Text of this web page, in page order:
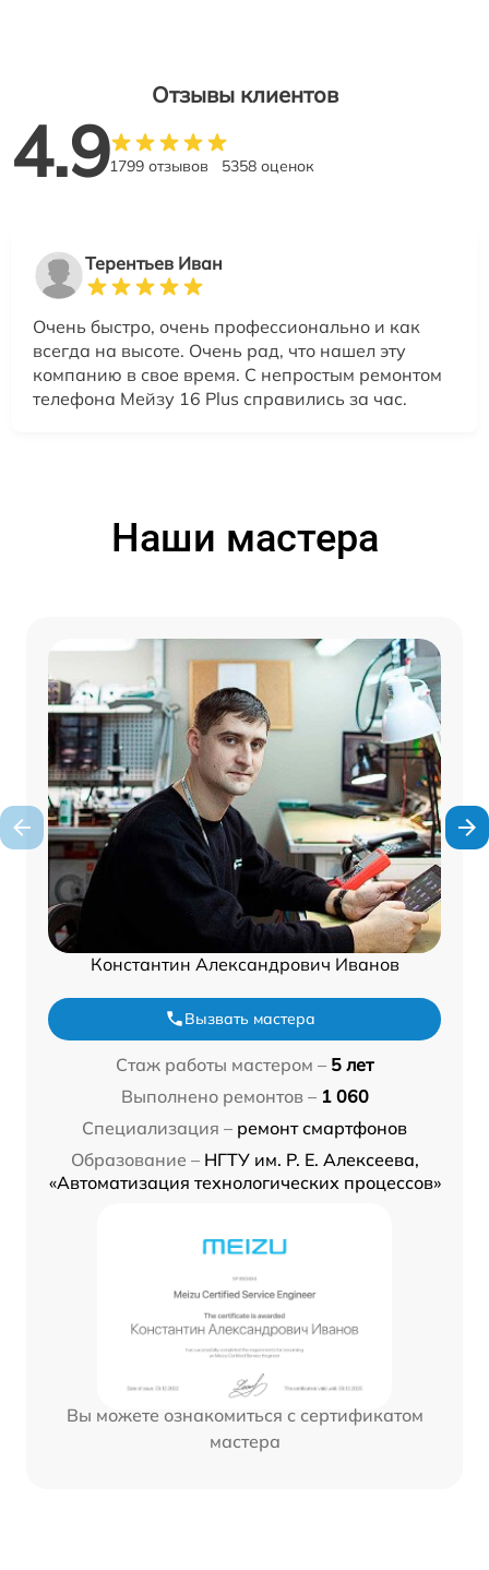
Отзывы клиентов
4.91799 отзывов 5358 оценок
Терентьев Иван
Очень быстро, очень профессионально и как
всегда на высоте. Очень рад, что нашел эту
компанию в свое время. С непростым ремонтом
телефона Мейзу 16 Plus справились за час.
Наши мастера
Константин Александрович Иванов
Вызвать мастера
Стаж работы мастером – 5 лет
Выполнено ремонтов – 1 060
Специализация – ремонт смартфонов
Образование – НГТУ им. Р. Е. Алексеева,
«Автоматизация технологических процессов»
Вы можете ознакомиться с сертификатом
мастера